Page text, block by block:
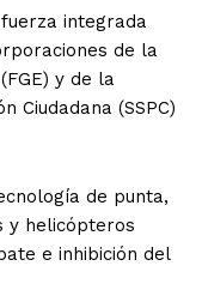
integrada
de la
y de la
Ciudadana (SSPC)
de punta,
y helicópteros
e inhibición del